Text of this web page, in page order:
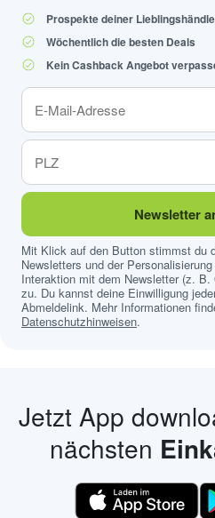
Prospekte deiner
Wöchentlich die besten Deals
Kein Cashback Angebot
Newsletter
Mit Klick auf den Button stimmst du
Newsletters und der
Interaktion mit dem Newsletter (z.
zu. Du kannst deine Einwilligung
Abmeldelink. Mehr Informationen
Datenschutzhinweisen.
Jetzt App
nächsten